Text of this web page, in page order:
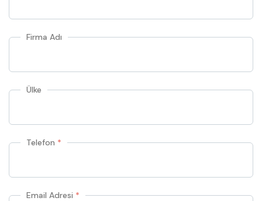
Firma Adı
Ülke
Telefon *
Email Adresi *